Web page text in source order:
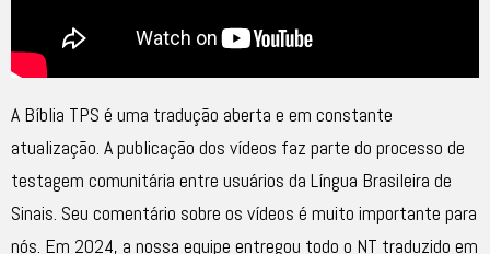
A Bíblia TPS é uma tradução aberta e em constante
atualização. A publicação dos vídeos faz parte do processo de
testagem comunitária entre usuários da Língua Brasileira de
Sinais. Seu comentário sobre os vídeos é muito importante para
nós. Em 2024, a nossa equipe entregou todo o NT traduzido em